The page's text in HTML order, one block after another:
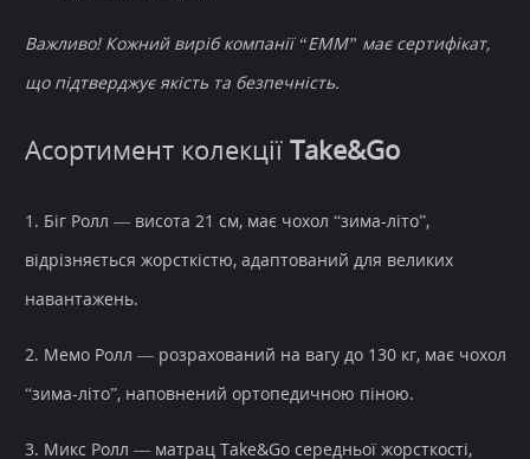
Важливо! Кожний виріб компанії “ЕММ” має сертифікат,
що підтверджує якість та безпечність.
Асортимент колекціїTake&Go
1. Біг Ролл — висота 21 см, має чохол “зима-літо”,
відрізняється жорсткістю, адаптований для великих
навантажень.
2. Мемо Ролл — розрахований на вагу до 130 кг, має чохол
“зима-літо”, наповнений ортопедичною піною.
3. Микс Ролл — матрац Take&Go середньої жорсткості,